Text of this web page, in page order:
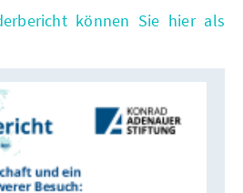
können Sie hier als